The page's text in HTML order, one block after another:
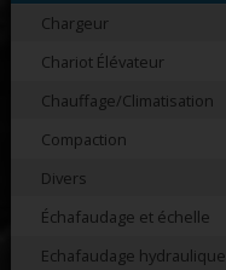
Chargeur
Chariot Élévateur
Chauffage/Climatisation
Compaction
Divers
Échafaudage et échelle
Echafaudage hydraulique